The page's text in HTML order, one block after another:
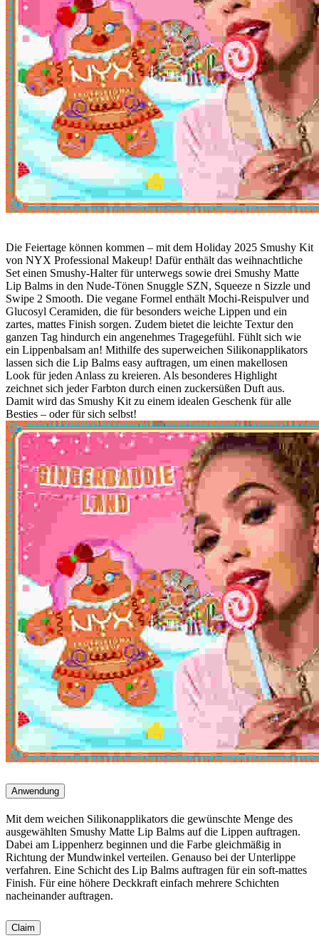
Die Feiertage können kommen – mit dem Holiday 2025 Smushy Kit
von NYX Professional Makeup! Dafür enthält das weihnachtliche
Set einen Smushy-Halter für unterwegs sowie drei Smushy Matte
Lip Balms in den Nude-Tönen Snuggle SZN, Squeeze n Sizzle und
Swipe 2 Smooth. Die vegane Formel enthält Mochi-Reispulver und
Glucosyl Ceramiden, die für besonders weiche Lippen und ein
zartes, mattes Finish sorgen. Zudem bietet die leichte Textur den
ganzen Tag hindurch ein angenehmes Tragegefühl. Fühlt sich wie
ein Lippenbalsam an! Mithilfe des superweichen Silikonapplikators
lassen sich die Lip Balms easy auftragen, um einen makellosen
Look für jeden Anlass zu kreieren. Als besonderes Highlight
zeichnet sich jeder Farbton durch einen zuckersüßen Duft aus.
Damit wird das Smushy Kit zu einem idealen Geschenk für alle
Besties – oder für sich selbst!
Anwendung
Mit dem weichen Silikonapplikators die gewünschte Menge des
ausgewählten Smushy Matte Lip Balms auf die Lippen auftragen.
Dabei am Lippenherz beginnen und die Farbe gleichmäßig in
Richtung der Mundwinkel verteilen. Genauso bei der Unterlippe
verfahren. Eine Schicht des Lip Balms auftragen für ein soft-mattes
Finish. Für eine höhere Deckkraft einfach mehrere Schichten
nacheinander auftragen.
Claim